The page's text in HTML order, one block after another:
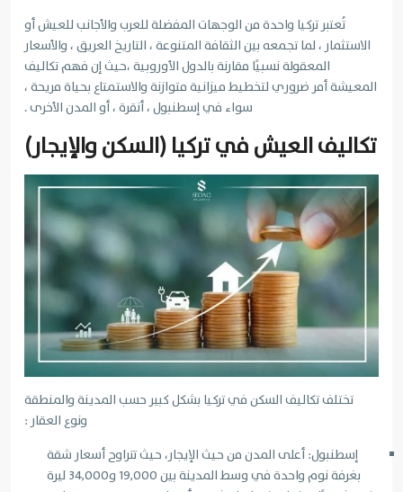
تُعتبر تركيا واحدة من الوجهات المفضلة للعرب والأجانب للعيش أو
الاستثمار ، لما تجمعه بين الثقافة المتنوعة ، التاريخ العريق ، والأسعار
المعقولة نسبيًا مقارنة بالدول الأوروبية ،حيث إن فهم تكاليف
المعيشة أمر ضروري لتخطيط ميزانية متوازنة والاستمتاع بحياة مريحة ،
سواء في إسطنبول ، أنقرة ، أو المدن الأخرى .
تكاليف العيش في تركيا (السكن والإيجار)
تختلف تكاليف السكن في تركيا بشكل كبير حسب المدينة والمنطقة
ونوع العقار :
إسطنبول: أعلى المدن من حيث الإيجار، حيث تتراوح أسعار شقة
بغرفة نوم واحدة في وسط المدينة بين 19,000 و34,000 ليرة